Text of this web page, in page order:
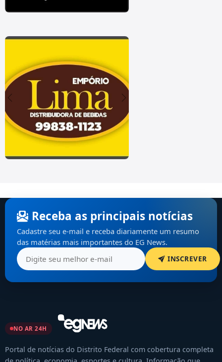
Receba as principais notícias
Cadastre seu e-mail e receba diariamente um resumo
das matérias mais importantes do EG News.
INSCREVER
NO AR 24H
Portal de notícias do Distrito Federal com cobertura completa